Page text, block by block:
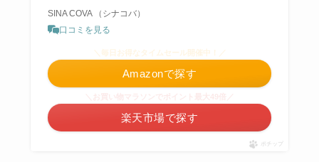
SINA COVA （シナコバ）
口コミを見る
＼毎日お得なタイムセール開催中！／
Amazonで探す
楽天市場で探す
ポチップ